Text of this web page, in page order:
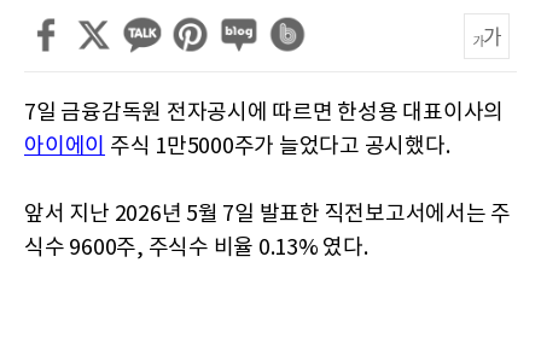
7일 금융감독원 전자공시에 따르면 한성용 대표이사의
아이에이 주식 1만5000주가 늘었다고 공시했다.
앞서 지난 2026년 5월 7일 발표한 직전보고서에서는 주
식수 9600주, 주식수 비율 0.13% 였다.